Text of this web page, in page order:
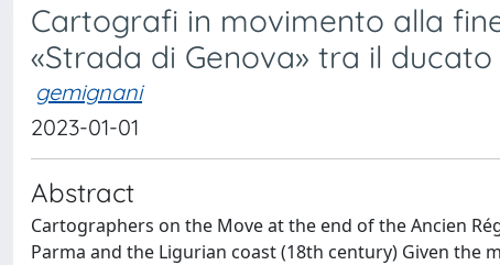
Cartografi in movimento alla
«Strada di Genova» tra il
gemignani
2023-01-01
Abstract
Cartographers on the Move at the end of the Ancien
Parma and the Ligurian coast (18th century) Given